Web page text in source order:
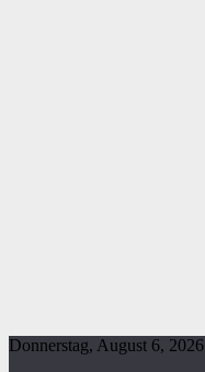
Donnerstag, August 6, 2026